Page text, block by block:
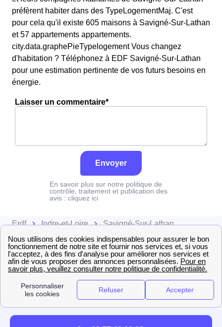
préfèrent habiter dans des TypeLogementMaj. C'est
pour cela qu'il existe 605 maisons à Savigné-Sur-Lathan
et 57 appartements appartements.
city.data.graphePieTypelogement Vous changez
d'habitation ? Téléphonez à EDF Savigné-Sur-Lathan
pour une estimation pertinente de vos futurs besoins en
énergie.
Laisser un commentaire*
Envoyer
En savoir plus sur notre politique de
contrôle, traitement et publication des
avis : cliquez ici
Erdf Indre-et-Loire Savigné-Sur-Lathan